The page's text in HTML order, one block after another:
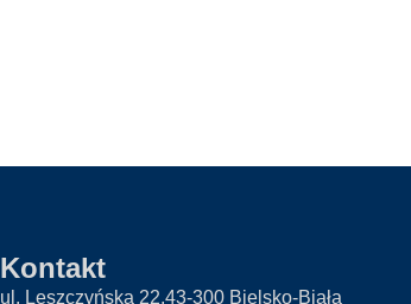
Kontakt
ul. Leszczyńska 22,43-300 Bielsko-Biała